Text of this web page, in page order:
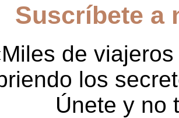
Suscríbete a
de
los
Únete y no